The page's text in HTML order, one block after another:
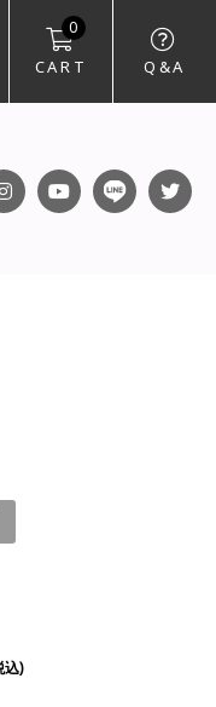
CART
0
Q&A
INSTAGRAMYOUTUBE
LINE
込)